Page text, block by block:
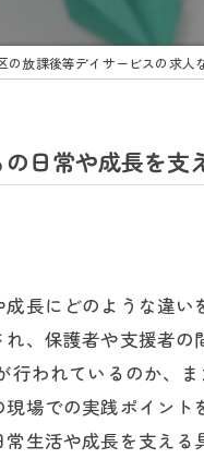
の放課後等デイサービスの求人
日常や成長を支
長にどのような違
、保護者や支援者
われているのか、
場での実践ポイン
生活や成長を支え